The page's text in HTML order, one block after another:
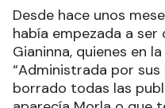
Desde hace unos
había empezada a
Gianinna, quienes en
“Administrada por sus
borrado todas las